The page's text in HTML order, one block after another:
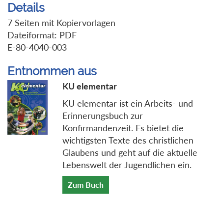
Details
7 Seiten mit Kopiervorlagen
Dateiformat: PDF
E-80-4040-003
Entnommen aus
KU elementar
KU elementar ist ein Arbeits- und
Erinnerungsbuch zur
Konfirmandenzeit. Es bietet die
wichtigsten Texte des christlichen
Glaubens und geht auf die aktuelle
Lebenswelt der Jugendlichen ein.
Zum Buch